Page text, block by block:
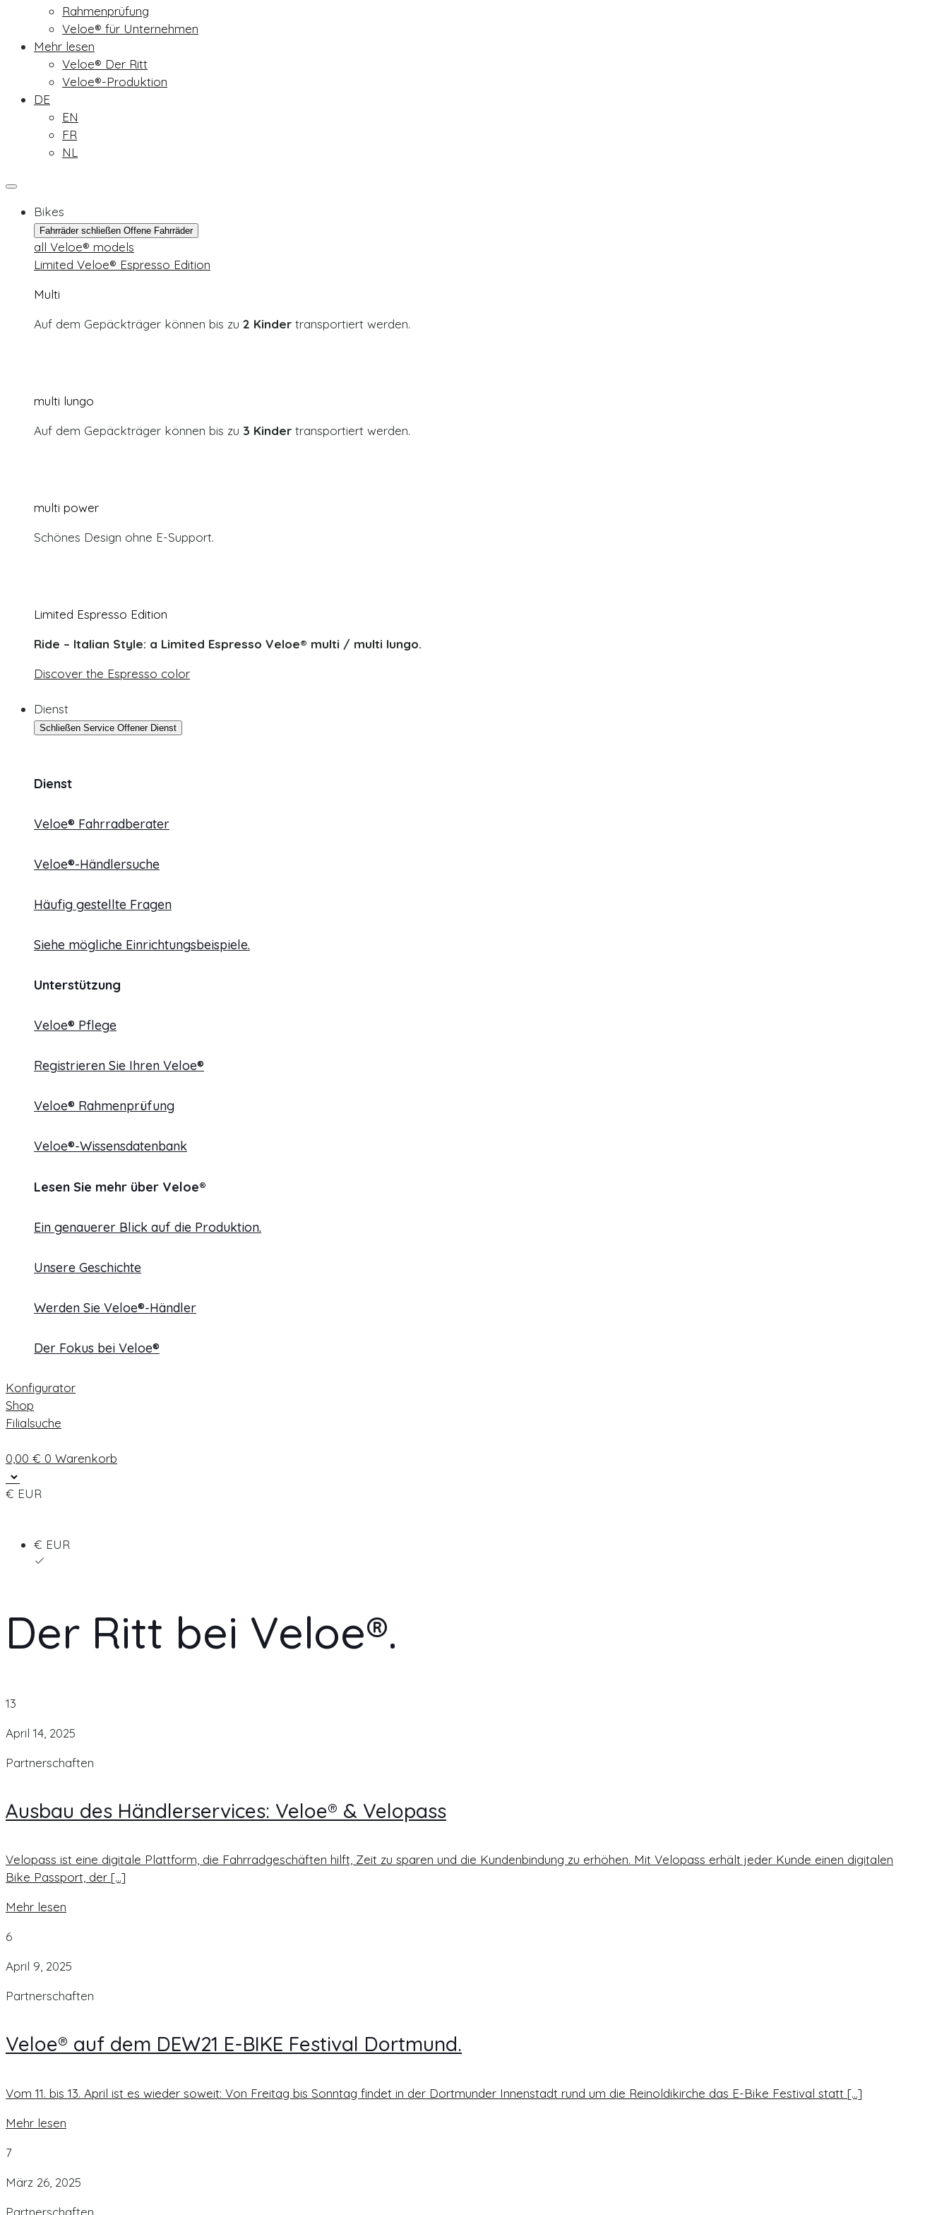
Rahmenprüfung
Veloe® für Unternehmen
Mehr lesen
Veloe® Der Ritt
Veloe®-Produktion
DE
EN
FR
NL
Bikes
Fahrräder schließen Offene Fahrräder
all Veloe® models
Limited Veloe® Espresso Edition
Multi
Auf dem Gepäckträger können bis zu 2 Kinder transportiert werden.
multi lungo
Auf dem Gepäckträger können bis zu 3 Kinder transportiert werden.
multi power
Schönes Design ohne E-Support.
Limited Espresso Edition
Ride – Italian Style: a Limited Espresso Veloe® multi / multi lungo.
Discover the Espresso color
Dienst
Schließen Service Offener Dienst
Dienst
Veloe® Fahrradberater
Veloe®-Händlersuche
Häufig gestellte Fragen
Siehe mögliche Einrichtungsbeispiele.
Unterstützung
Veloe® Pflege
Registrieren Sie Ihren Veloe®
Veloe® Rahmenprüfung
Veloe®-Wissensdatenbank
Lesen Sie mehr über Veloe®
Ein genauerer Blick auf die Produktion.
Unsere Geschichte
Werden Sie Veloe®-Händler
Der Fokus bei Veloe®
Konfigurator
Shop
Filialsuche
0,00 € 0 Warenkorb
€ EUR
€ EUR
Der Ritt bei Veloe®.
13
April 14, 2025
Partnerschaften
Ausbau des Händlerservices: Veloe® & Velopass
Velopass ist eine digitale Plattform, die Fahrradgeschäften hilft, Zeit zu sparen und die Kundenbindung zu erhöhen. Mit Velopass erhält jeder Kunde einen digitalen
Bike Passport, der [...]
Mehr lesen
6
April 9, 2025
Partnerschaften
Veloe® auf dem DEW21 E-BIKE Festival Dortmund.
Vom 11. bis 13. April ist es wieder soweit: Von Freitag bis Sonntag findet in der Dortmunder Innenstadt rund um die Reinoldikirche das E-Bike Festival statt [...]
Mehr lesen
7
März 26, 2025
Partnerschaften